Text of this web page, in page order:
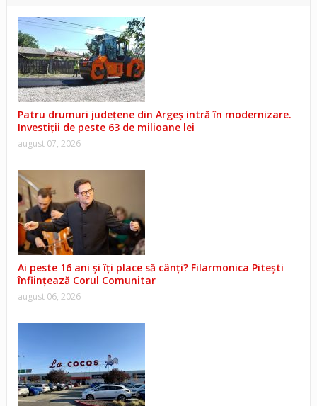
Patru drumuri județene din Argeș intră în modernizare.
Investiții de peste 63 de milioane lei
august 07, 2026
Ai peste 16 ani și îți place să cânți? Filarmonica Pitești
înființează Corul Comunitar
august 06, 2026